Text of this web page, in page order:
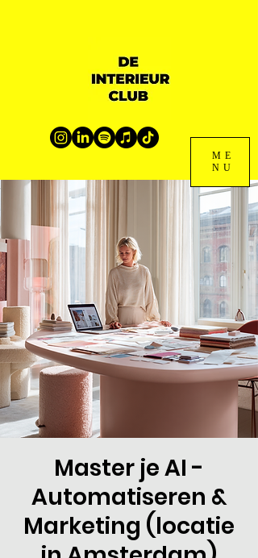
ME
NU
Master je AI -
Automatiseren &
Marketing (locatie